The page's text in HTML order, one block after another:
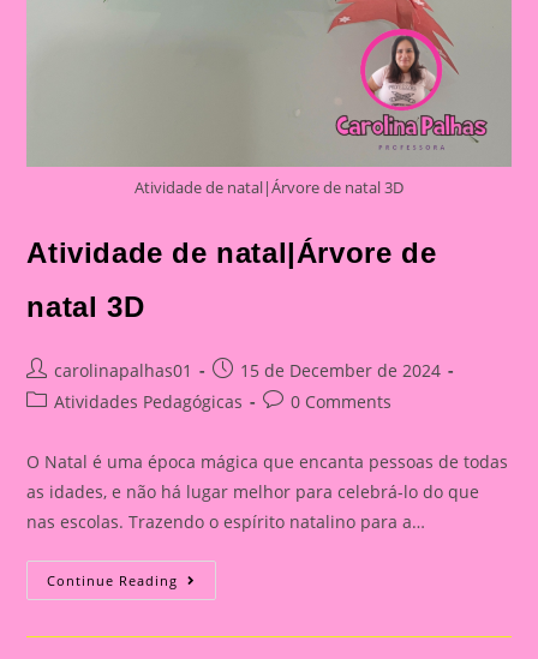
Atividade de natal|Árvore de natal 3D
Atividade de natal|Árvore de
natal 3D
Post
author:
carolinapalhas01
Post
published:
15 de December de 2024
PostAtividades Pedagógicas
Post0 Comments
O Natal é uma época mágica que encanta pessoas de todas
as idades, e não há lugar melhor para celebrá-lo do que
nas escolas. Trazendo o espírito natalino para a…
Continue Reading Atividade
De
Árvore